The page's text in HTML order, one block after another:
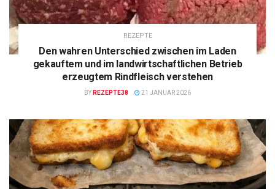
REZEPTE
Den wahren Unterschied zwischen im Laden
gekauftem und im landwirtschaftlichen Betrieb
erzeugtem Rindfleisch verstehen
BY REZEPTE38 21 JANUAR 2026